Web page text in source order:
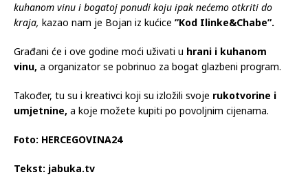
kuhanom vinu i bogatoj ponudi koju ipak nećemo otkriti do
kraja, kazao nam je Bojan iz kućice ”Kod Ilinke&Chabe”.
Građani će i ove godine moći uživati u hrani i kuhanom
vinu, a organizator se pobrinuo za bogat glazbeni program.
Također, tu su i kreativci koji su izložili svoje rukotvorine i
umjetnine, a koje možete kupiti po povoljnim cijenama.
Foto: HERCEGOVINA24
Tekst: jabuka.tv